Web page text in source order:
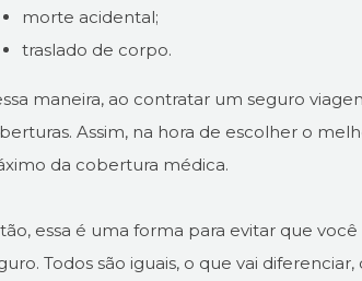
morte acidental;
traslado de corpo.
maneira, ao contratar um seguro
Assim, na hora de escolher o
da cobertura médica.
essa é uma forma para evitar que
Todos são iguais, o que vai